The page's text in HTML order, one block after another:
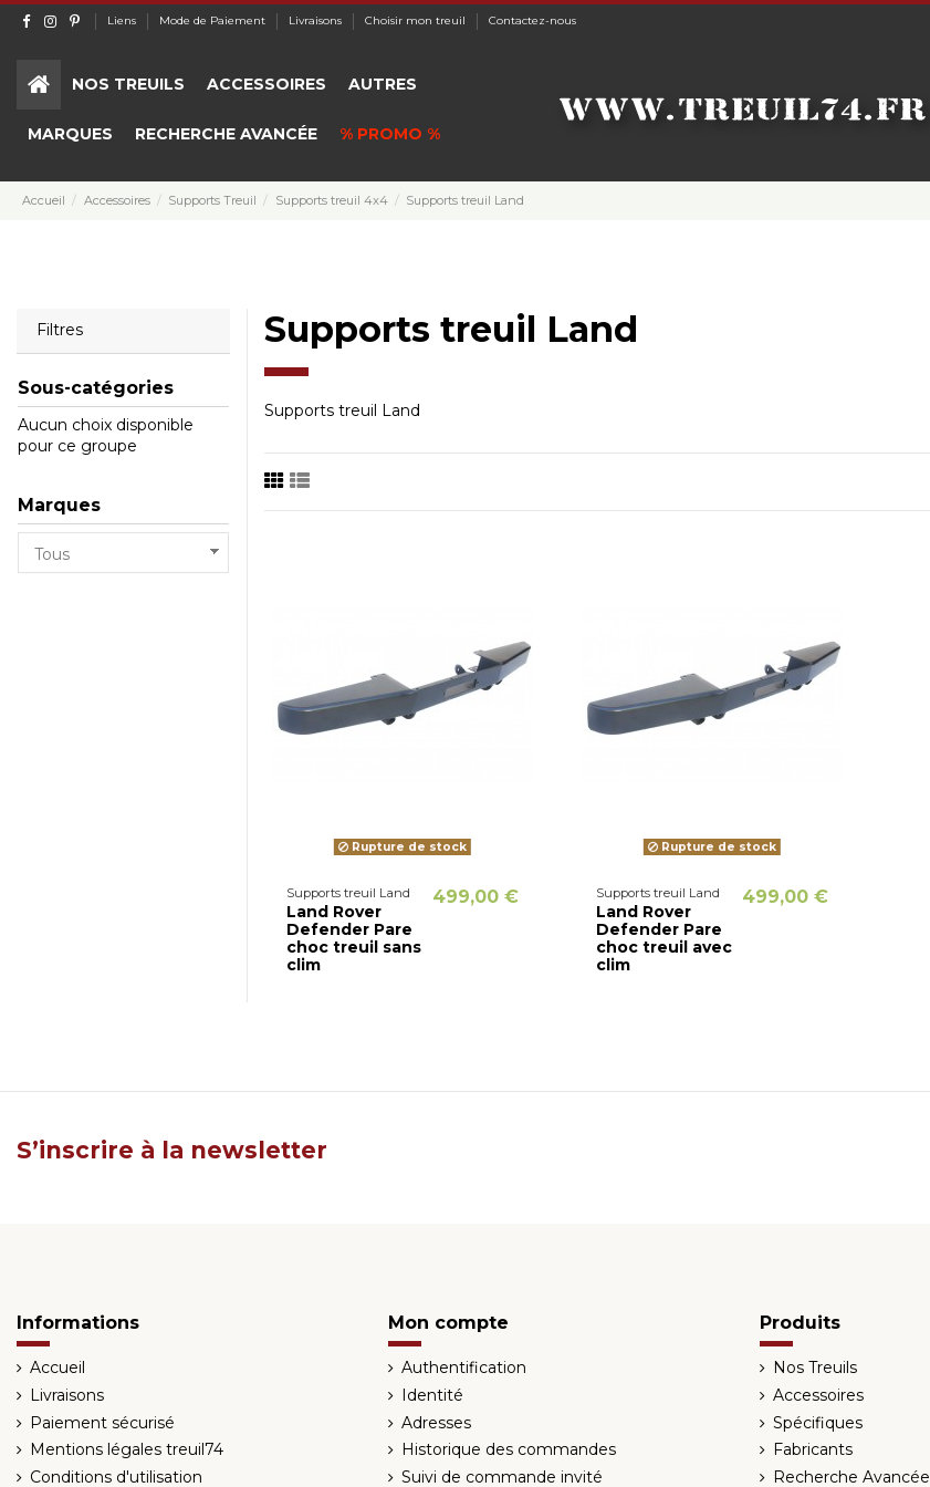
Liens Mode de Paiement Livraisons Choisir mon treuil Contactez-nous
NOS TREUILS ACCESSOIRES AUTRES
MARQUES RECHERCHE AVANCÉE % PROMO %
Accueil Accessoires Supports Treuil Supports treuil 4x4 Supports treuil Land
Supports treuil Land
Supports treuil Land
Rupture de stock
Supports treuil Land
Land Rover
Defender Pare
choc treuil sans
clim
499,00 €
Rupture de stock
Supports treuil Land
Land Rover
Defender Pare
choc treuil avec
clim
499,00 €
Filtres
Sous-catégories
Aucun choix disponible
pour ce groupe
Marques
S’inscrire à la newsletter
Informations
Accueil
Livraisons
Paiement sécurisé
Mentions légales treuil74
Conditions d'utilisation
Mon compte
Authentification
Identité
Adresses
Historique des commandes
Suivi de commande invité
Produits
Nos Treuils
Accessoires
Spécifiques
Fabricants
Recherche Avancée